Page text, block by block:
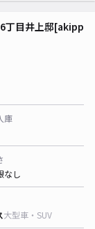
6丁目井上邸[akipp
庫
なし
大型車・SUV